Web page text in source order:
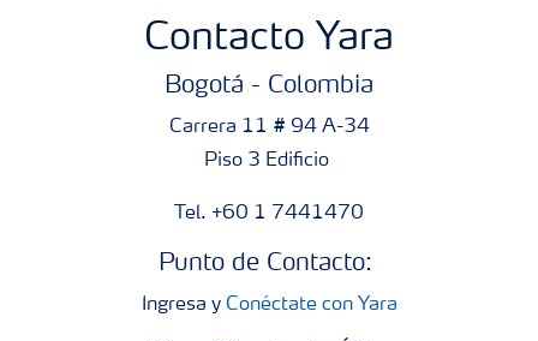
Contacto Yara
Bogotá - Colombia
Carrera 11 # 94 A-34
Piso 3 Edificio
Tel. +60 1 7441470
Punto de Contacto:
Ingresa y Conéctate con Yara